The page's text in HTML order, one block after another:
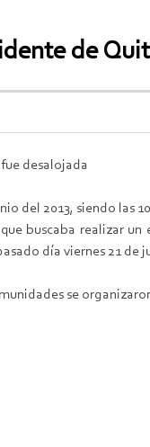
de
desalojada
del 2013, siendo las
que buscaba realizar
día viernes 21 de
se